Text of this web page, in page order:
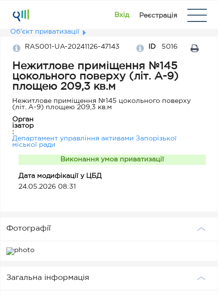
Вхід Реєстрація
Об'єкт приватизації
RAS001-UA-20241126-47143 ID 5016
Нежитлове приміщення №145
цокольного поверху (літ. А-9)
площею 209,3 кв.м
Нежитлове приміщення №145 цокольного поверху
(літ. А-9) площею 209,3 кв.м
Орган
ізатор
:
Департамент управління активами Запорізької
міської ради
Виконання умов приватизації
Дата модифікації у ЦБД
24.05.2026 08:31
Фотографії
Загальна інформація